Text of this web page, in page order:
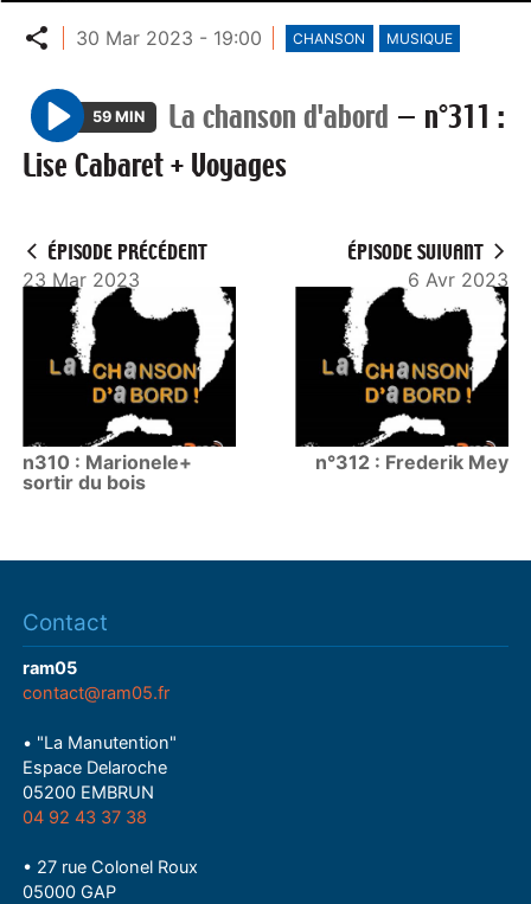
Partager
30 Mar 2023 - 19:00 CHANSON MUSIQUE
P
l
59 MIN La chanson d'abord — n°311 :
Lise Cabaret + Voyages
ÉPISODE PRÉCÉDENT
23 Mar 2023
n310 : Marionele+
sortir du bois
ÉPISODE SUIVANT
6 Avr 2023
n°312 : Frederik Mey
Contact
ram05
contact@ram05.fr
• "La Manutention"
Espace Delaroche
05200 EMBRUN
04 92 43 37 38
• 27 rue Colonel Roux
05000 GAP